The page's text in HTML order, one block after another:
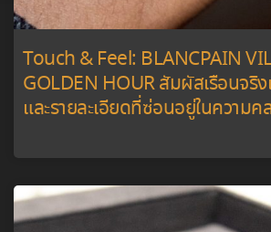
Touch & Feel: BLANCPAIN
GOLDEN HOUR สัมผัสเรือนจริ
และรายละเอียดที่ซ่อนอยู่ในความค